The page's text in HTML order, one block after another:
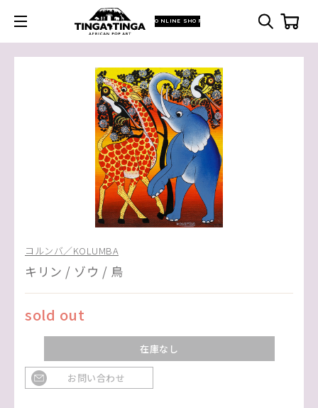
ONLINE SHOP
コルンバ／KOLUMBA
キリン / ゾウ / 鳥
sold out
在庫なし
お問い合わせ